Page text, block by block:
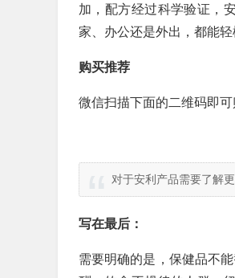
加，配方经过科学验证，
家、办公还是外出，都能
购买推荐
微信扫描下面的二维码即
对于安利产品需要了解
写在最后：
需要明确的是，保健品不